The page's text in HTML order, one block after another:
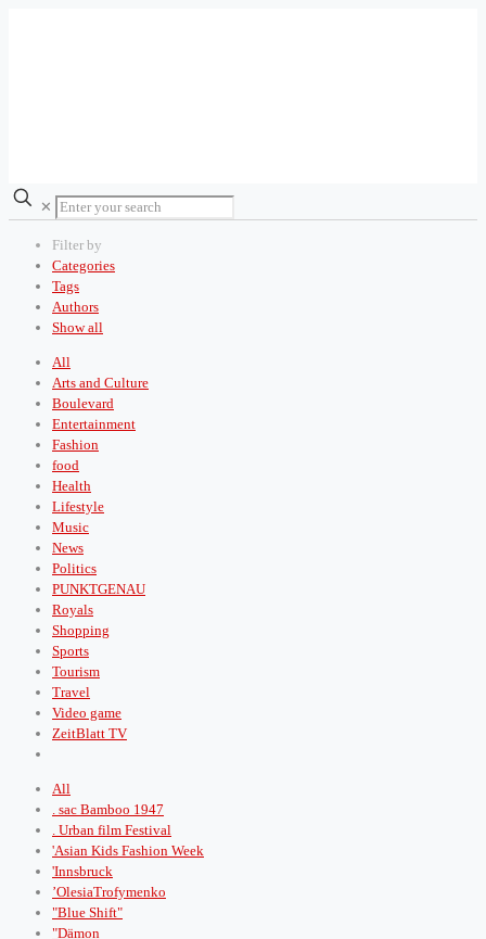
✕
Filter by
Categories
Tags
Authors
Show all
All
Arts and Culture
Boulevard
Entertainment
Fashion
food
Health
Lifestyle
Music
News
Politics
PUNKTGENAU
Royals
Shopping
Sports
Tourism
Travel
Video game
ZeitBlatt TV
All
. sac Bamboo 1947
. Urban film Festival
'Asian Kids Fashion Week
'Innsbruck
’OlesiaTrofymenko
"Blue Shift"
"Dämon